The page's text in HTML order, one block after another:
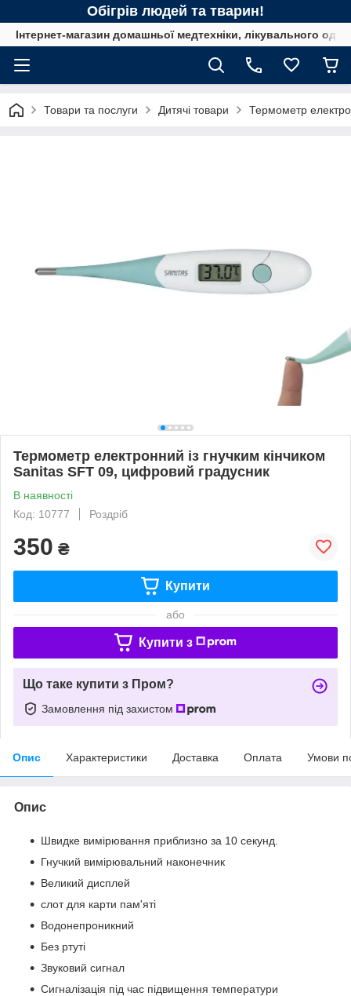
Обігрів людей та тварин!
Інтернет-магазин домашньої медтехніки, лікувального
Товари та послуги Дитячі товари Термометр
Термометр електронний із гнучким кінчиком
Sanitas SFT 09, цифровий градусник
В наявності
Код: 10777
Роздріб
350 ₴
Купити
або
Купити з
Що таке купити з Пром?
Замовлення під захистом
Опис Характеристики Доставка Оплата Умови
Опис
Швидке вимірювання приблизно за 10 секунд.
Гнучкий вимірювальний наконечник
Великий дисплей
слот для карти пам'яті
Водонепроникний
Без ртуті
Звуковий сигнал
Сигналізація під час підвищення температури